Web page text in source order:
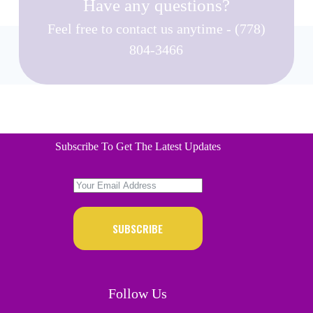
Have any questions?
Feel free to contact us anytime - (778)
804-3466
Subscribe To Get The Latest Updates
SUBSCRIBE
Follow Us